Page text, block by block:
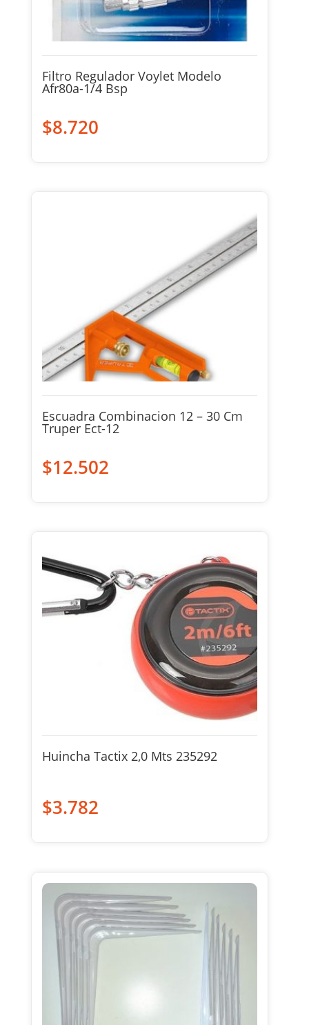
Filtro Regulador Voylet Modelo
Afr80a-1/4 Bsp
$8.720
Escuadra Combinacion 12 – 30 Cm
Truper Ect-12
$12.502
Huincha Tactix 2,0 Mts 235292
$3.782